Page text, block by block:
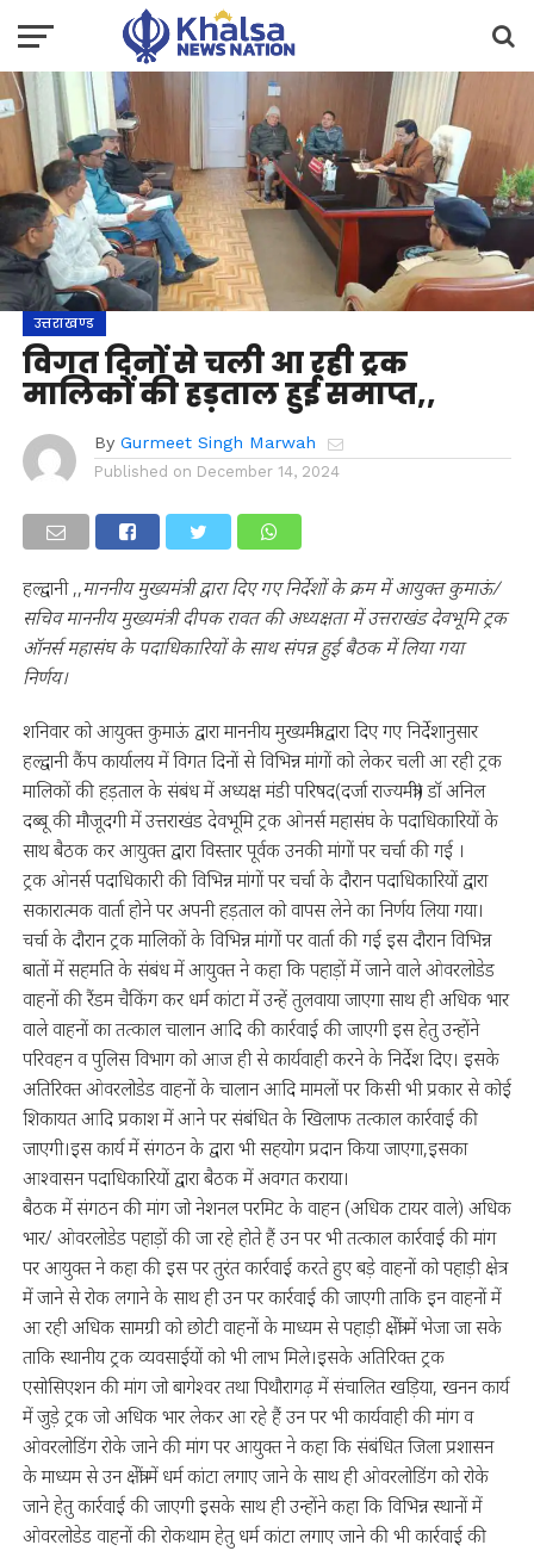
उत्तराखण्ड
विगत दिनों से चली आ रही ट्रक
मालिकों की हड़ताल हुई समाप्त,,
By Gurmeet Singh Marwah
Published on December 14, 2024
हल्द्वानी ,,माननीय मुख्यमंत्री द्वारा दिए गए निर्देशों के क्रम में आयुक्त कुमाऊं/
सचिव माननीय मुख्यमंत्री दीपक रावत की अध्यक्षता में उत्तराखंड देवभूमि ट्रक
ऑनर्स महासंघ के पदाधिकारियों के साथ संपन्न हुई बैठक में लिया गया
निर्णय।
शनिवार को आयुक्त कुमाऊं द्वारा माननीय मुख्यमंत्री द्वारा दिए गए निर्देशानुसार
हल्द्वानी कैंप कार्यालय में विगत दिनों से विभिन्न मांगों को लेकर चली आ रही ट्रक
मालिकों की हड़ताल के संबंध में अध्यक्ष मंडी परिषद(दर्जा राज्यमंत्री) डॉ अनिल
दब्बू की मौजूदगी में उत्तराखंड देवभूमि ट्रक ओनर्स महासंघ के पदाधिकारियों के
साथ बैठक कर आयुक्त द्वारा विस्तार पूर्वक उनकी मांगों पर चर्चा की गई ।
ट्रक ओनर्स पदाधिकारी की विभिन्न मांगों पर चर्चा के दौरान पदाधिकारियों द्वारा
सकारात्मक वार्ता होने पर अपनी हड़ताल को वापस लेने का निर्णय लिया गया।
चर्चा के दौरान ट्रक मालिकों के विभिन्न मांगों पर वार्ता की गई इस दौरान विभिन्न
बातों में सहमति के संबंध में आयुक्त ने कहा कि पहाड़ों में जाने वाले ओवरलोडेड
वाहनों की रैंडम चैकिंग कर धर्म कांटा में उन्हें तुलवाया जाएगा साथ ही अधिक भार
वाले वाहनों का तत्काल चालान आदि की कार्रवाई की जाएगी इस हेतु उन्होंने
परिवहन व पुलिस विभाग को आज ही से कार्यवाही करने के निर्देश दिए। इसके
अतिरिक्त ओवरलोडेड वाहनों के चालान आदि मामलों पर किसी भी प्रकार से कोई
शिकायत आदि प्रकाश में आने पर संबंधित के खिलाफ तत्काल कार्रवाई की
जाएगी।इस कार्य में संगठन के द्वारा भी सहयोग प्रदान किया जाएगा,इसका
आश्वासन पदाधिकारियों द्वारा बैठक में अवगत कराया।
बैठक में संगठन की मांग जो नेशनल परमिट के वाहन (अधिक टायर वाले) अधिक
भार/ ओवरलोडेड पहाड़ों की जा रहे होते हैं उन पर भी तत्काल कार्रवाई की मांग
पर आयुक्त ने कहा की इस पर तुरंत कार्रवाई करते हुए बड़े वाहनों को पहाड़ी क्षेत्र
में जाने से रोक लगाने के साथ ही उन पर कार्रवाई की जाएगी ताकि इन वाहनों में
आ रही अधिक सामग्री को छोटी वाहनों के माध्यम से पहाड़ी क्षेत्रों में भेजा जा सके
ताकि स्थानीय ट्रक व्यवसाईयों को भी लाभ मिले।इसके अतिरिक्त ट्रक
एसोसिएशन की मांग जो बागेश्वर तथा पिथौरागढ़ में संचालित खड़िया, खनन कार्य
में जुड़े ट्रक जो अधिक भार लेकर आ रहे हैं उन पर भी कार्यवाही की मांग व
ओवरलोडिंग रोके जाने की मांग पर आयुक्त ने कहा कि संबंधित जिला प्रशासन
के माध्यम से उन क्षेत्रों में धर्म कांटा लगाए जाने के साथ ही ओवरलोडिंग को रोके
जाने हेतु कार्रवाई की जाएगी इसके साथ ही उन्होंने कहा कि विभिन्न स्थानों में
ओवरलोडेड वाहनों की रोकथाम हेतु धर्म कांटा लगाए जाने की भी कार्रवाई की